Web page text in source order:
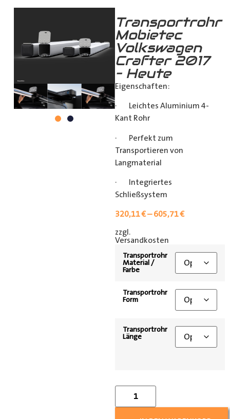
Transportrohr
Mobietec
Volkswagen
Crafter 2017
– Heute
Eigenschaften:
· Leichtes Aluminium 4-
Kant Rohr
· Perfekt zum
Transportieren von
Langmaterial
· Integriertes
Schließsystem
320,11€–605,71€
zzgl.
Versandkosten
Transportrohr
Material /
Farbe
Transportrohr
Form
Transportrohr
Länge